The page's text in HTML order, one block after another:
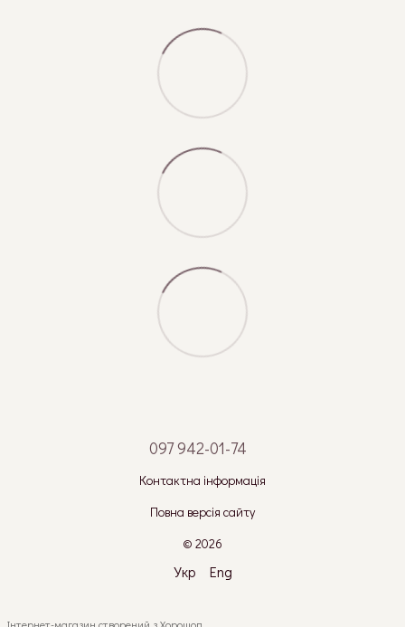
097 942-01-74
Контактна інформація
Повна версія сайту
© 2026
Укр Eng